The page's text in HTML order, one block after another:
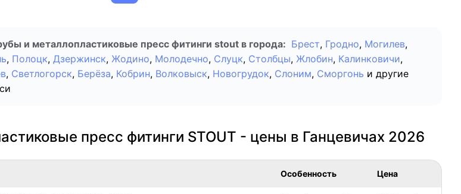
и металлопластиковые пресс фитинги stout в города: Брест, Гродно, Могилев,
, Полоцк, Дзержинск, Жодино, Молодечно, Слуцк, Столбцы, Жлобин, Калинковичи,
, Светлогорск, Берёза, Кобрин, Волковыск, Новогрудок, Слоним, Сморгонь и другие
пресс фитинги STOUT - цены в Ганцевичах 2026
Особенность Цена